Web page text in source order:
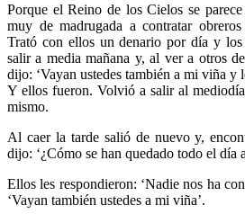
Porque el Reino de los Cielos se
muy de madrugada a contratar
Trató con ellos un denario por día y
salir a media mañana y, al ver a otros
dijo: ‘Vayan ustedes también a mi viña y
Y ellos fueron. Volvió a salir al
mismo.
Al caer la tarde salió de nuevo y,
dijo: ‘¿Cómo se han quedado todo el día
Ellos les respondieron: ‘Nadie nos ha
‘Vayan también ustedes a mi viña’.